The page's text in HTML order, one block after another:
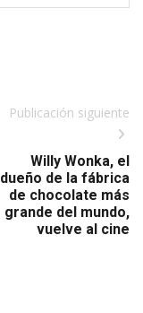
Publicación siguiente
Willy Wonka, el
dueño de la fábrica
de chocolate más
grande del mundo,
vuelve al cine